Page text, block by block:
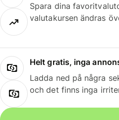
Spara dina
valutakursen ändras
Helt gratis, inga
Ladda ned på några
och det finns inga